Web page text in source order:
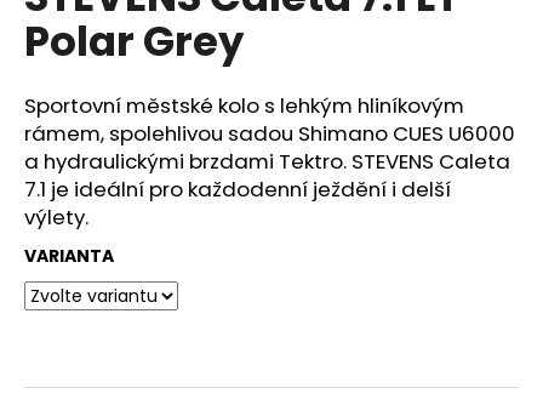
0,0
hvězdiček.
Polar Grey
Sportovní městské kolo s lehkým hliníkovým
rámem, spolehlivou sadou Shimano CUES U6000
a hydraulickými brzdami Tektro. STEVENS Caleta
7.1 je ideální pro každodenní ježdění i delší
výlety.
VARIANTA
n
a
j
í
t
?